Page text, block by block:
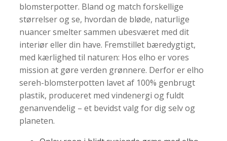
blomsterpotter. Bland og match forskellige
størrelser og se, hvordan de bløde, naturlige
nuancer smelter sammen ubesværet med dit
interiør eller din have. Fremstillet bæredygtigt,
med kærlighed til naturen: Hos elho er vores
mission at gøre verden grønnere. Derfor er elho
sereh-blomsterpotten lavet af 100% genbrugt
plastik, produceret med vindenergi og fuldt
genanvendelig – et bevidst valg for dig selv og
planeten.